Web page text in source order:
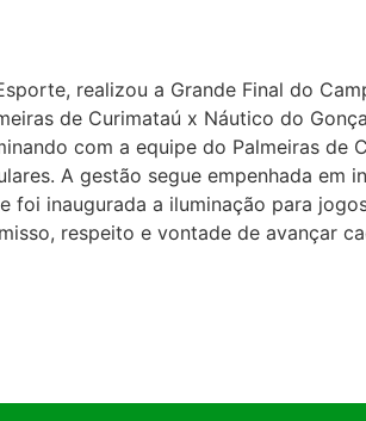
realizou a Grande Final do
de Curimataú x Náutico do
com a equipe do Palmeiras de
A gestão segue empenhada em
foi inaugurada a iluminação para
respeito e vontade de avançar